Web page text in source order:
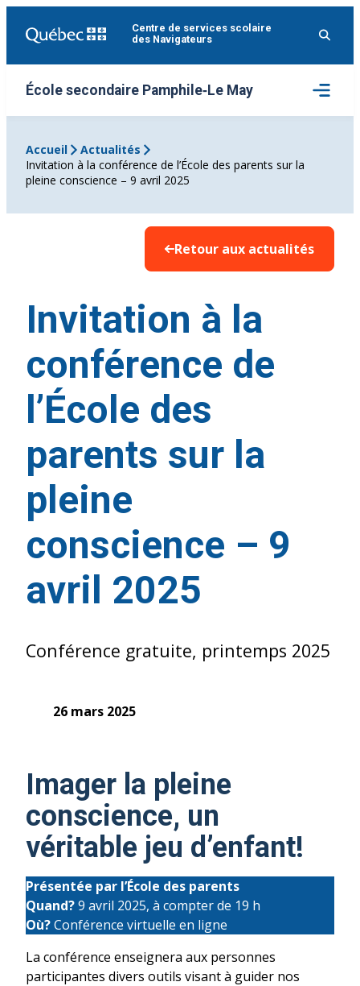
Centre de services scolaire
des Navigateurs
École secondaire Pamphile‑Le May
Ouvrir
le
menu
Accueil
Actualités
Invitation à la conférence de l’École des parents sur la
pleine conscience – 9 avril 2025
Retour aux actualités
Invitation à la
conférence de
l’École des
parents sur la
pleine
conscience – 9
avril 2025
Conférence gratuite, printemps 2025
26 mars 2025
Imager la pleine
conscience, un
véritable jeu d’enfant!
Présentée par l’École des parents
Quand?9 avril 2025, à compter de 19 h
Où?Conférence virtuelle en ligne
La conférence enseignera aux personnes
participantes divers outils visant à guider nos